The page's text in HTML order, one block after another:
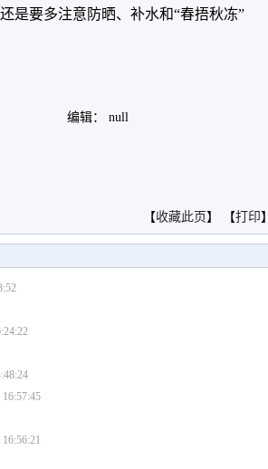
是要多注意防晒、补水和“春捂秋冻”
编辑： null
【收藏此页 】 【打印】